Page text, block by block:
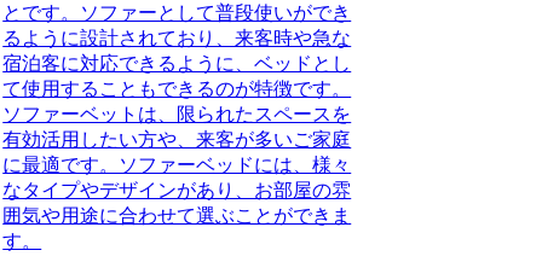
とです。ソファーとして普段使いができ
るように設計されており、来客時や急な
宿泊客に対応できるように、ベッドとし
て使用することもできるのが特徴です。
ソファーベットは、限られたスペースを
有効活用したい方や、来客が多いご家庭
に最適です。ソファーベッドには、様々
なタイプやデザインがあり、お部屋の雰
囲気や用途に合わせて選ぶことができま
す。